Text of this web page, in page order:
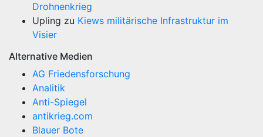
Drohnenkrieg
Upling zu Kiews militärische Infrastruktur im
Visier
Alternative Medien
AG Friedensforschung
Analitik
Anti-Spiegel
antikrieg.com
Blauer Bote